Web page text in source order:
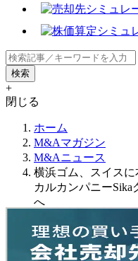
+
閉じる
ホーム
M&Aマガジン
M&Aニュース
横浜ゴム、スイス
カルカンパニー
へ